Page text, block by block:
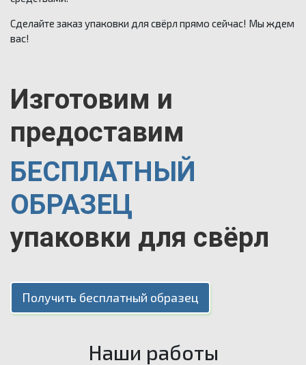
Сделайте заказ упаковки для свёрл прямо сейчас! Мы ждем
вас!
Изготовим и
предоставим
БЕСПЛАТНЫЙ
ОБРАЗЕЦ
упаковки для свёрл
Получить бесплатный образец
Наши работы